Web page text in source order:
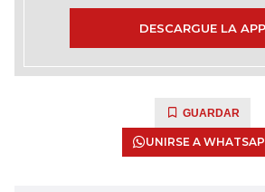
DESCARGUE LA APP
GUARDAR
UNIRSE A